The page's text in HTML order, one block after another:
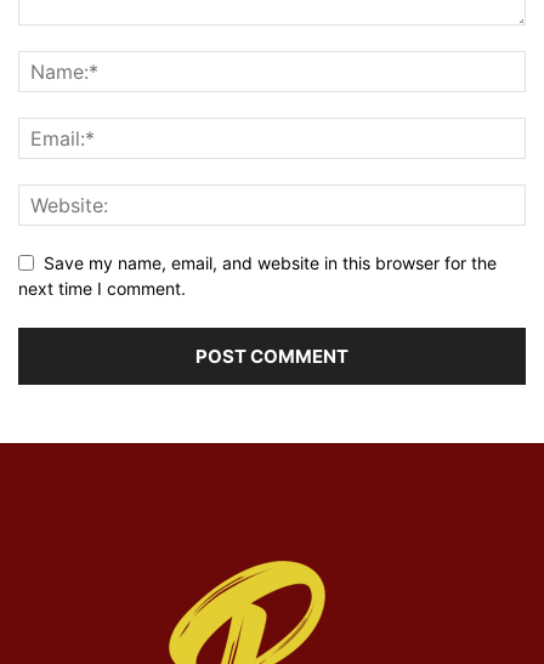
Save my name, email, and website in this browser for the
next time I comment.